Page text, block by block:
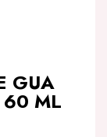
GUA
60 ML